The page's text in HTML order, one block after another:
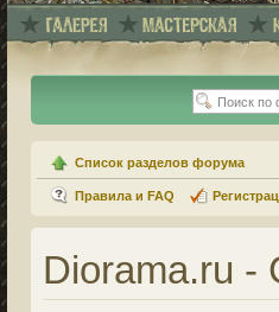
Список разделов форума
Правила и FAQ
Diorama.ru -